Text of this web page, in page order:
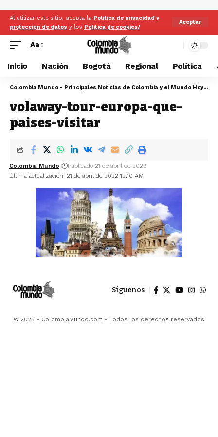
Al utilizar este sitio, acepta la Politica de privacidad y
protección de datos y los Politica de cookies/
Aceptar
Aa
Inicio Nación Bogotá Regional Política
Colombia Mundo - Principales Noticias de Colombia y el Mundo Hoy
>
volaway-tour-europa-que-
paises-visitar
Última actualización: 21 de abril de 2022 12:10 AM
Colombia Mundo Publicado 21 de abril de 2022
Síguenos
© 2025 - ColombiaMundo.com - Todos los derechos reservados